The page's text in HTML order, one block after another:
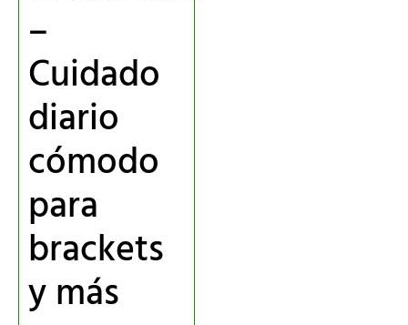
–
Cuidado
diario
cómodo
para
brackets
y más